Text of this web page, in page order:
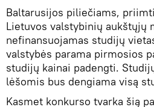
Baltarusijos piliečiams,
Lietuvos valstybinių aukštųjų
nefinansuojamas studijų
valstybės parama pirmosios
studijų kainai padengti.
lėšomis bus dengiama visą
Kasmet konkurso tvarka šią